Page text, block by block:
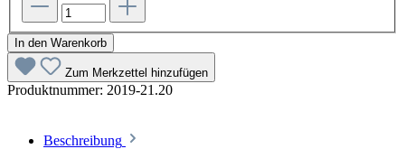
In den Warenkorb
Zum Merkzettel hinzufügen
Produktnummer: 2019-21.20
Beschreibung